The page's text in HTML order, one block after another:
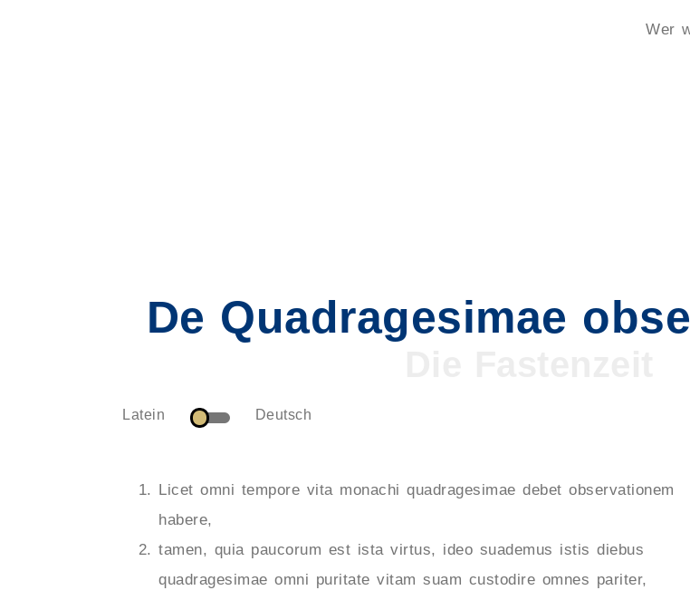
Wer
De Quadragesimae
Latein Deutsch
Licet omni tempore vita monachi quadragesimae debet observationem
habere,
tamen, quia paucorum est ista virtus, ideo suademus istis diebus
quadragesimae omni puritate vitam suam custodire omnes pariter,